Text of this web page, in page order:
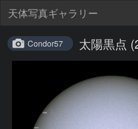
天体写真ギャラリー
Condor57 太陽黒点